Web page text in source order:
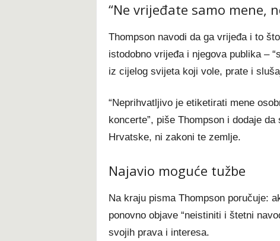
“Ne vrijeđate samo mene,
Thompson navodi da ga vrijeđa i to
istodobno vrijeđa i njegova publika –
iz cijelog svijeta koji vole, prate i
“Neprihvatljivo je etiketirati mene
koncerte”, piše Thompson i dodaje
Hrvatske, ni zakoni te zemlje.
Najavio moguće tužbe
Na kraju pisma Thompson poručuje:
ponovno objave “neistiniti i štetni
svojih prava i interesa.